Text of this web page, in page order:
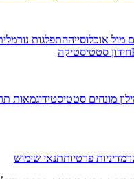
מול אוכלוסייההתפלגות
חידון סטטיסטיקה
מונחים סטטיסטידוגמאות
מדיניות פרטיותתנאי שימוש